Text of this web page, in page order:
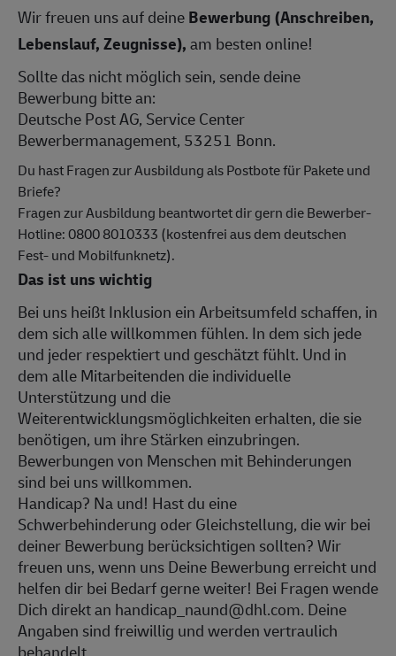
Wir freuen uns auf deineBewerbung (Anschreiben,
Lebenslauf, Zeugnisse),am besten online!
Sollte das nicht möglich sein, sende deine
Bewerbung bitte an:
Deutsche Post AG, Service Center
Bewerbermanagement, 53251 Bonn.
Du hast Fragen zur Ausbildung als Postbote für Pakete und
Briefe?
Fragen zur Ausbildung beantwortet dir gern die Bewerber-
Hotline: 0800 8010333 (kostenfrei aus dem deutschen
Fest- und Mobilfunknetz).
Das ist uns wichtig
Bei uns heißt Inklusion ein Arbeitsumfeld schaffen, in
dem sich alle willkommen fühlen. In dem sich jede
und jeder respektiert und geschätzt fühlt. Und in
dem alle Mitarbeitenden die individuelle
Unterstützung und die
Weiterentwicklungsmöglichkeiten erhalten, die sie
benötigen, um ihre Stärken einzubringen.
Bewerbungen von Menschen mit Behinderungen
sind bei uns willkommen.
Handicap? Na und! Hast du eine
Schwerbehinderung oder Gleichstellung, die wir bei
deiner Bewerbung berücksichtigen sollten? Wir
freuen uns, wenn uns Deine Bewerbung erreicht und
helfen dir bei Bedarf gerne weiter! Bei Fragen wende
Dich direkt an handicap_naund@dhl.com. Deine
Angaben sind freiwillig und werden vertraulich
behandelt.